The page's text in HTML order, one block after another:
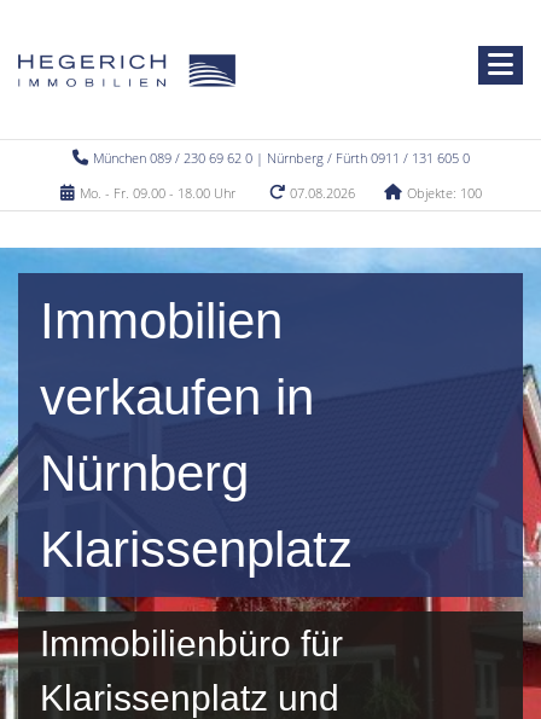
München 089 / 230 69 62 0 | Nürnberg / Fürth 0911 / 131 605 0
Mo. - Fr. 09.00 - 18.00 Uhr
07.08.2026 Objekte: 100
Immobilien
verkaufen in
Nürnberg
Klarissenplatz
Immobilienbüro für
Klarissenplatz und